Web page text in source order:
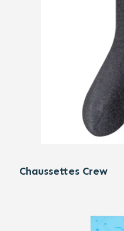
Chaussettes Crew